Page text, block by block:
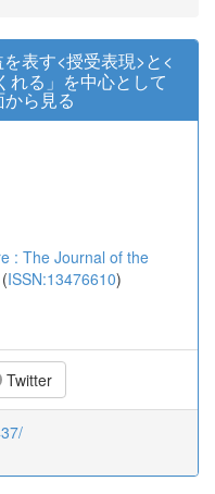
表す<授受表現>と<
れる」を中心として
ら見る
: The Journal of the
(ISSN:13476610)
Twitter